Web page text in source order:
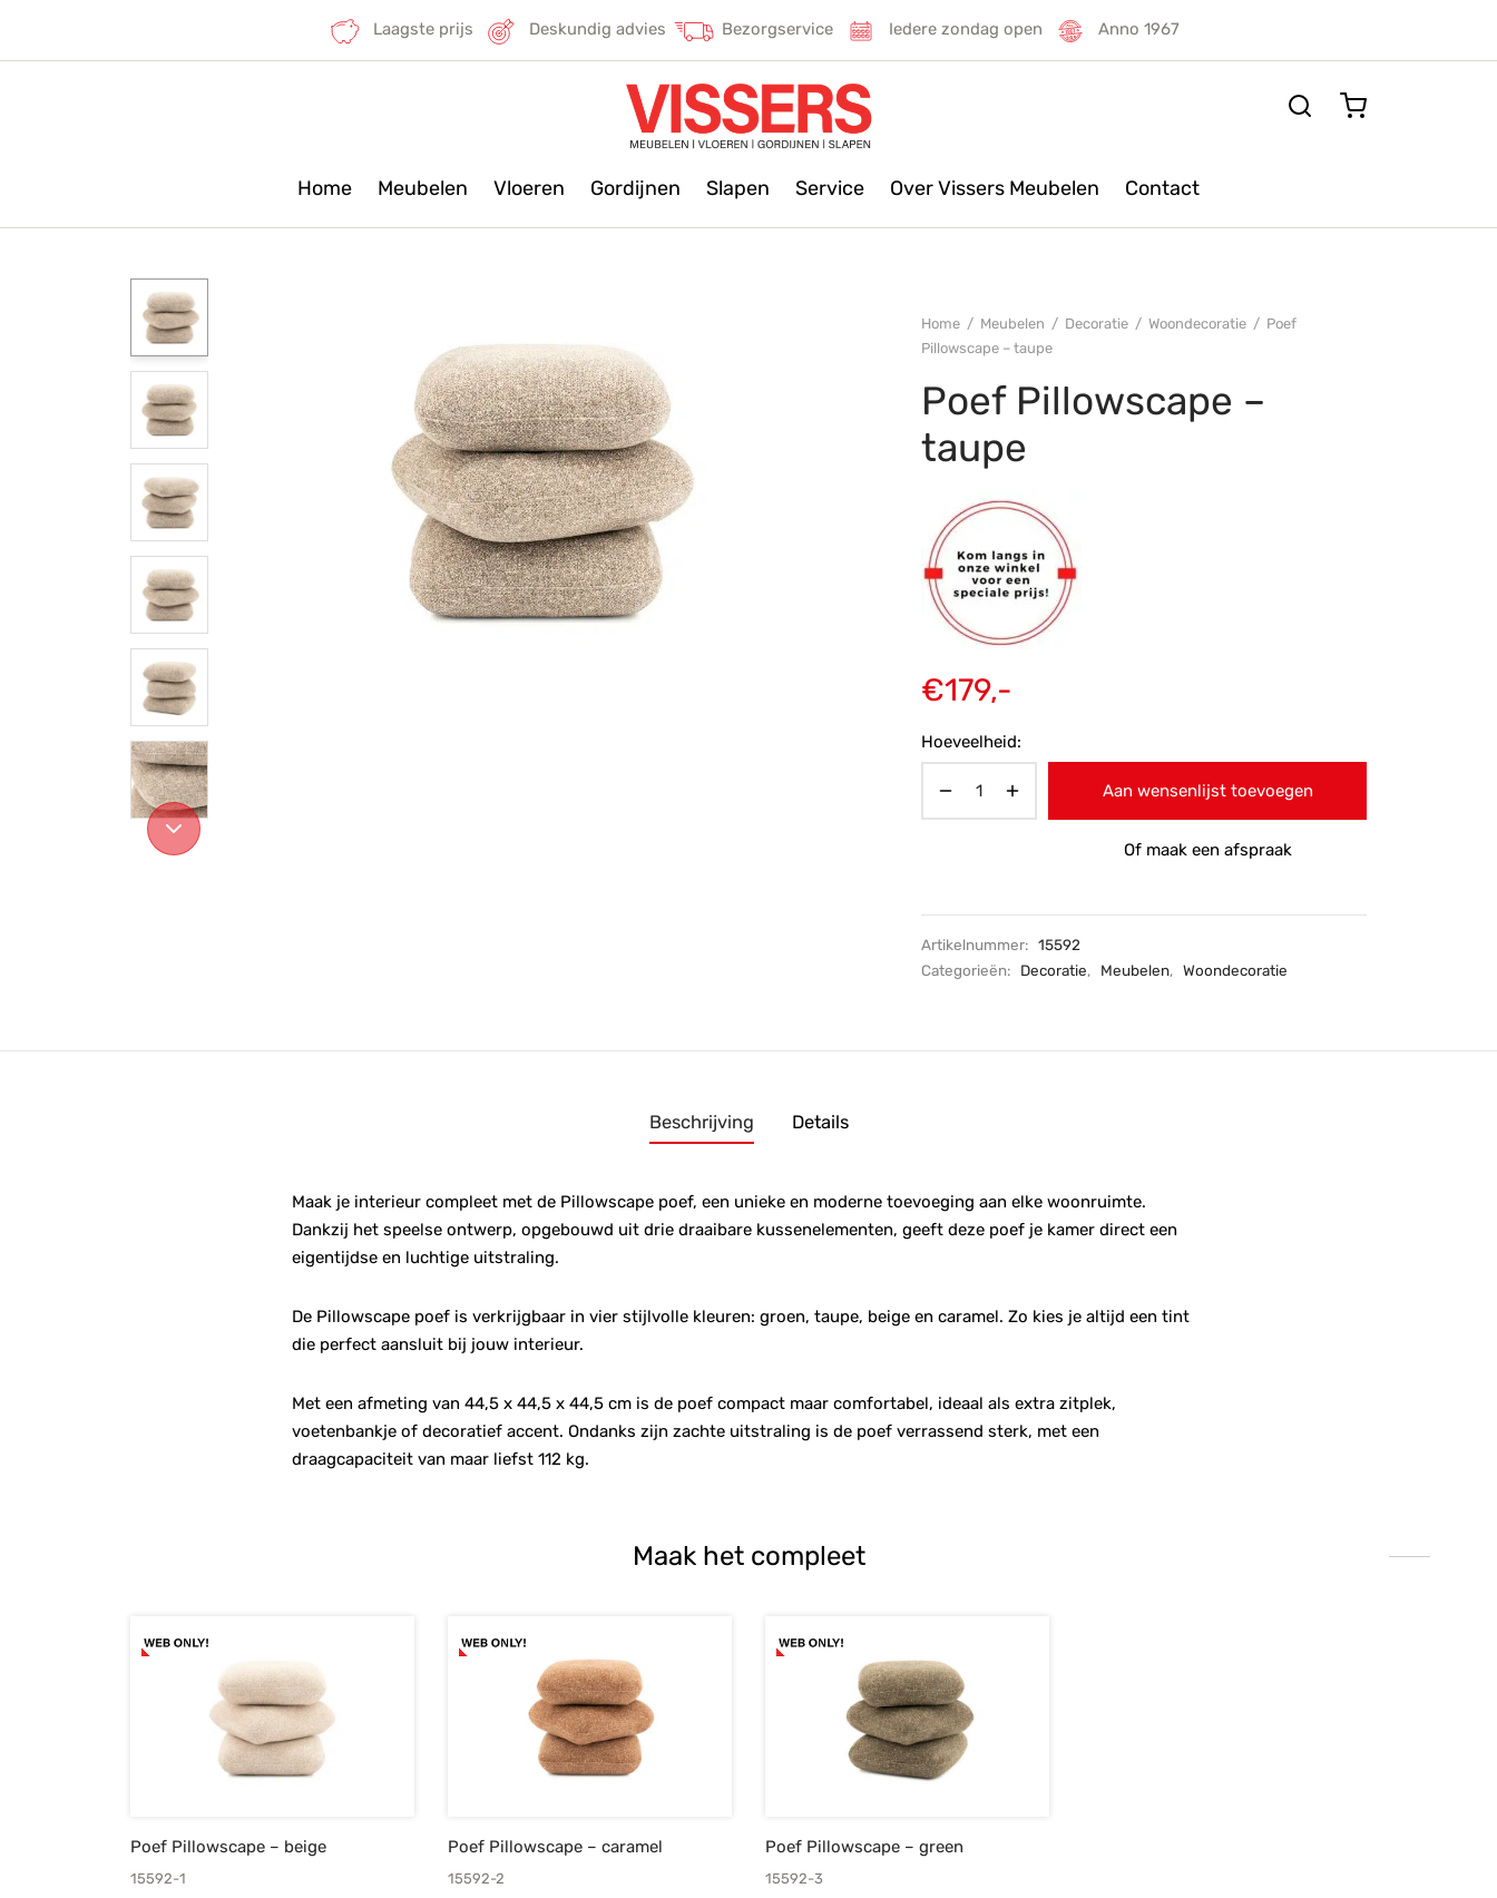
Laagste prijs Deskundig advies Bezorgservice Iedere zondag open Anno 1967
Home Meubelen Vloeren Gordijnen Slapen Service Over Vissers Meubelen Contact
Home / Meubelen / Decoratie / Woondecoratie / Poef
Pillowscape – taupe
Poef Pillowscape –
taupe
€179,-
Hoeveelheid:
Aan wensenlijst toevoegen
Of maak een afspraak
Artikelnummer: 15592
Categorieën:
Decoratie, Meubelen, Woondecoratie
Beschrijving Details
Maak je interieur compleet met de Pillowscape poef, een unieke en moderne toevoeging aan elke woonruimte.
Dankzij het speelse ontwerp, opgebouwd uit drie draaibare kussenelementen, geeft deze poef je kamer direct een
eigentijdse en luchtige uitstraling.
De Pillowscape poef is verkrijgbaar in vier stijlvolle kleuren: groen, taupe, beige en caramel. Zo kies je altijd een tint
die perfect aansluit bij jouw interieur.
Met een afmeting van 44,5 x 44,5 x 44,5 cm is de poef compact maar comfortabel, ideaal als extra zitplek,
voetenbankje of decoratief accent. Ondanks zijn zachte uitstraling is de poef verrassend sterk, met een
draagcapaciteit van maar liefst 112 kg.
Maak het compleet
Poef Pillowscape – beige
15592-1
Poef Pillowscape – caramel
15592-2
Poef Pillowscape – green
15592-3